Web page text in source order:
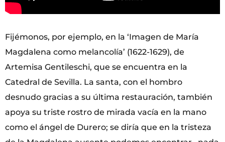
Fijémonos, por ejemplo, en la ‘Imagen de María
Magdalena como melancolía’ (1622-1629), de
Artemisa Gentileschi, que se encuentra en la
Catedral de Sevilla. La santa, con el hombro
desnudo gracias a su última restauración, también
apoya su triste rostro de mirada vacía en la mano
como el ángel de Durero; se diría que en la tristeza